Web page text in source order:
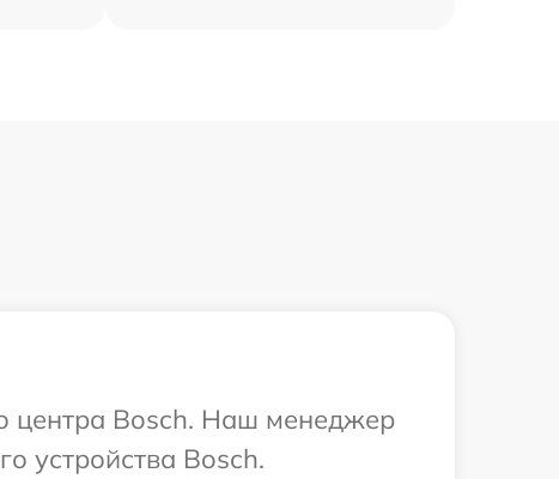
центра Bosch. Наш менеджер
устройства Bosch.